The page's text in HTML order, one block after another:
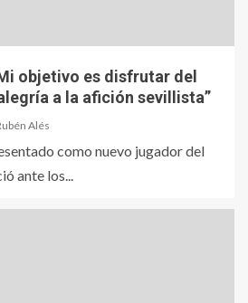
objetivo es disfrutar del
a la afición sevillista”
Alés
como nuevo jugador del
ante los...